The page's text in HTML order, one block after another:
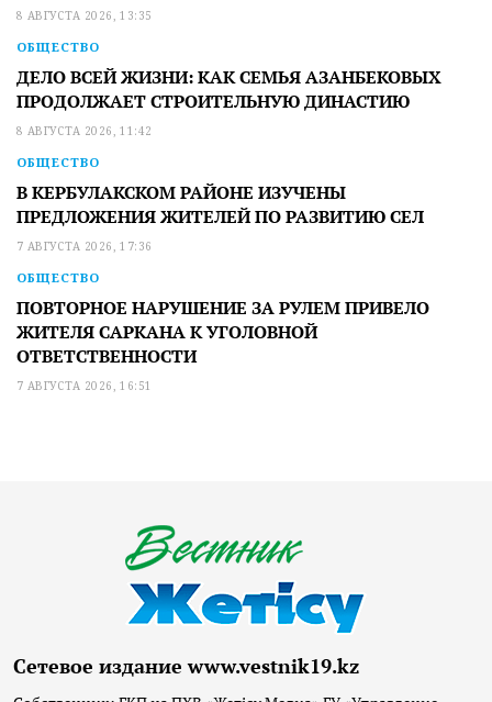
8 АВГУСТА 2026, 13:35
ОБЩЕСТВО
ДЕЛО ВСЕЙ ЖИЗНИ: КАК СЕМЬЯ АЗАНБЕКОВЫХ
ПРОДОЛЖАЕТ СТРОИТЕЛЬНУЮ ДИНАСТИЮ
8 АВГУСТА 2026, 11:42
ОБЩЕСТВО
В КЕРБУЛАКСКОМ РАЙОНЕ ИЗУЧЕНЫ
ПРЕДЛОЖЕНИЯ ЖИТЕЛЕЙ ПО РАЗВИТИЮ СЕЛ
7 АВГУСТА 2026, 17:36
ОБЩЕСТВО
ПОВТОРНОЕ НАРУШЕНИЕ ЗА РУЛЕМ ПРИВЕЛО
ЖИТЕЛЯ САРКАНА К УГОЛОВНОЙ
ОТВЕТСТВЕННОСТИ
7 АВГУСТА 2026, 16:51
Сетевое издание www.vestnik19.kz